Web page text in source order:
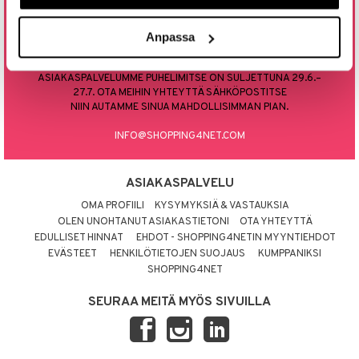
Anpassa
0800 9 18486
AUKIOLOAJAT: 10.00 - 16.00
ASIAKASPALVELUMME PUHELIMITSE ON SULJETTUNA 29.6.–
27.7. OTA MEIHIN YHTEYTTÄ SÄHKÖPOSTITSE
NIIN AUTAMME SINUA MAHDOLLISIMMAN PIAN.
INFO@SHOPPING4NET.COM
ASIAKASPALVELU
OMA PROFIILI
KYSYMYKSIÄ & VASTAUKSIA
OLEN UNOHTANUT ASIAKASTIETONI
OTA YHTEYTTÄ
EDULLISET HINNAT
EHDOT - SHOPPING4NETIN MYYNTIEHDOT
EVÄSTEET
HENKILÖTIETOJEN SUOJAUS
KUMPPANIKSI
SHOPPING4NET
SEURAA MEITÄ MYÖS SIVUILLA